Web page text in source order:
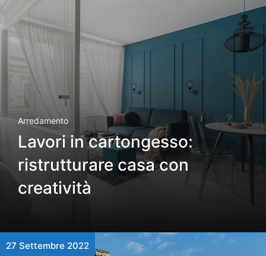
Arredamento
Lavori in cartongesso:
ristrutturare casa con
creatività
27 Settembre 2022